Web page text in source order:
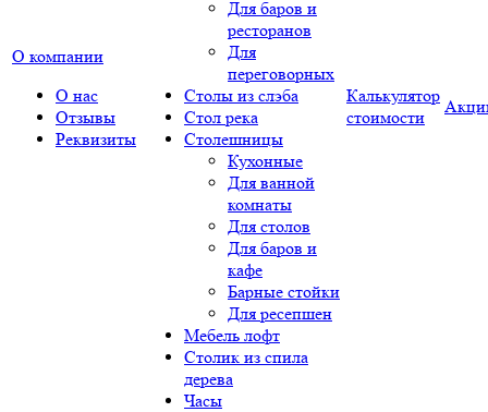
О компании
О нас
Отзывы
Реквизиты
Для баров и
ресторанов
Для
переговорных
Столы из слэба
Стол река
Столешницы
Кухонные
Для ванной
комнаты
Для столов
Для баров и
кафе
Барные стойки
Для ресепшен
Мебель лофт
Столик из спила
дерева
Часы
Калькулятор
стоимости